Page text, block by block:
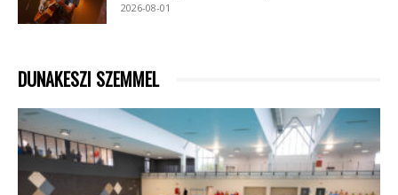
2026-08-01
DUNAKESZI SZEMMEL